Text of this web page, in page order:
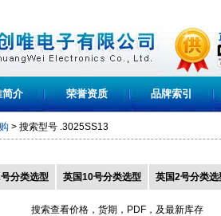
简介 荣誉资质 品牌索引
> 搜索型号 .3025SS13
分类选型 英国10号分类选型 英国2号分类选
搜索查看价格，货期，PDF，及最新库存